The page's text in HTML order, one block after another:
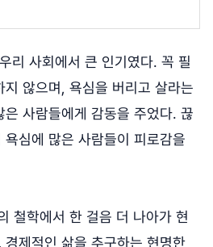
리 사회에서 큰 인기였다. 꼭 필
않으며, 욕심을 버리고 살라는
사람들에게 감동을 주었다. 끊
심에 많은 사람들이 피로감을
철학에서 한 걸음 더 나아가 현
제적인 삶을 추구하는 현명한